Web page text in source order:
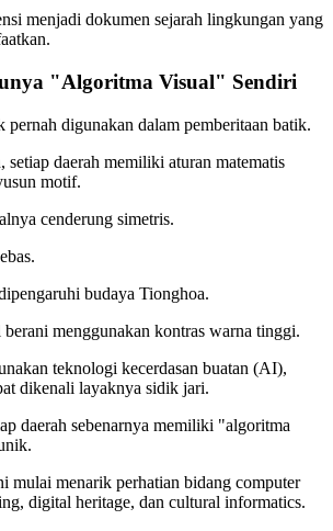
menjadi dokumen sejarah lingkungan yang
"Algoritma Visual" Sendiri
digunakan dalam pemberitaan batik.
setiap daerah memiliki aturan matematis
motif.
cenderung simetris.
budaya Tionghoa.
menggunakan kontras warna tinggi.
teknologi kecerdasan buatan (AI),
dikenali layaknya sidik jari.
daerah sebenarnya memiliki "algoritma
mulai menarik perhatian bidang computer
digital heritage, dan cultural informatics.